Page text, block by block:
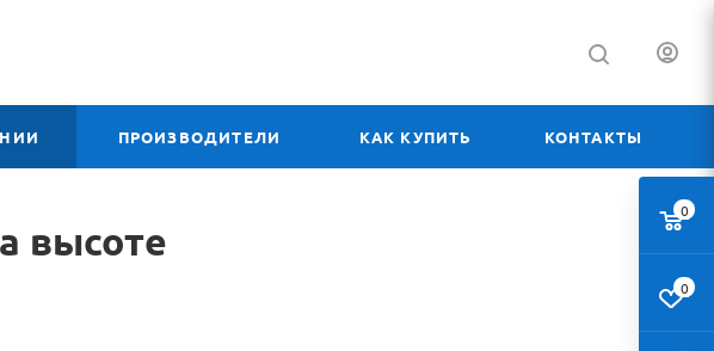
ПРОИЗВОДИТЕЛИ КАК КУПИТЬ КОНТАКТЫ
высоте
0
0